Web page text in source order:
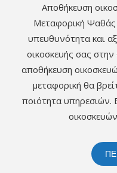
Αποθήκευση
Μεταφορική Ψαθάς
υπευθυνότητα και
οικοσκευής σας
αποθήκευση
μεταφορική θα
ποιότητα υπηρεσιών.